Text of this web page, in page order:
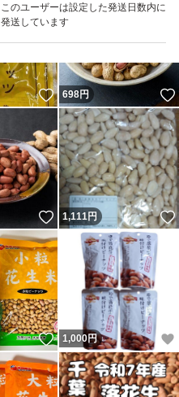
このユーザーは設定した発送日数内に
発送しています
いいね！
698円
いいね！
1,111円
いいね！
1,000円